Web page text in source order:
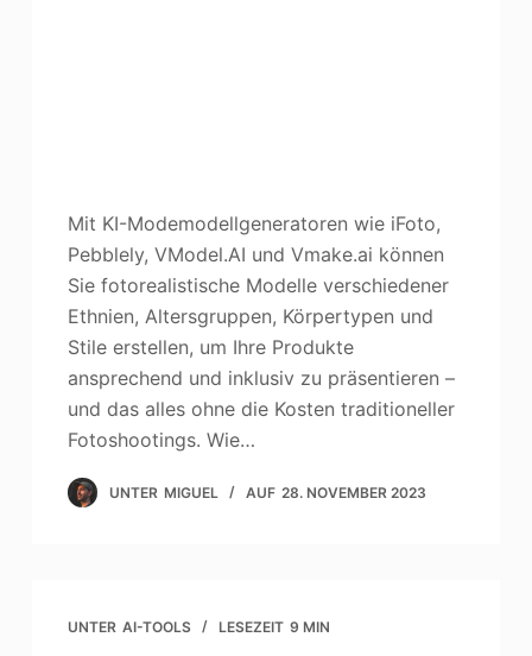
Mit KI-Modemodellgeneratoren wie iFoto,
Pebblely, VModel.AI und Vmake.ai können
Sie fotorealistische Modelle verschiedener
Ethnien, Altersgruppen, Körpertypen und
Stile erstellen, um Ihre Produkte
ansprechend und inklusiv zu präsentieren –
und das alles ohne die Kosten traditioneller
Fotoshootings. Wie…
UNTER MIGUEL AUF 28. NOVEMBER 2023
UNTER AI-TOOLS LESEZEIT 9 MIN